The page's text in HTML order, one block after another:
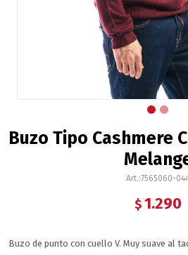
Buzo Tipo Cashmere
7565060-
$ 1.290
Buzo de punto con cuello V. Muy suave al